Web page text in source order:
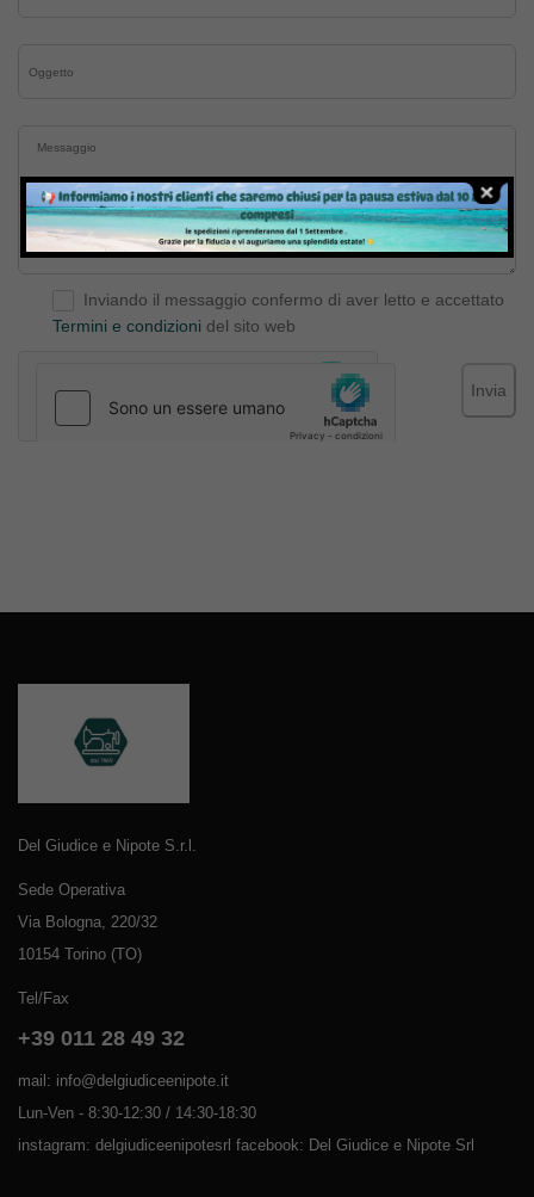
Inviando il messaggio confermo di aver letto e accettato
Termini e condizioni del sito web
Invia
Del Giudice e Nipote S.r.l.
Sede Operativa
Via Bologna, 220/32
10154 Torino (TO)
Tel/Fax
+39 011 28 49 32
mail: info@delgiudiceenipote.it
Lun-Ven - 8:30-12:30 / 14:30-18:30
instagram: delgiudiceenipotesrl facebook: Del Giudice e Nipote Srl